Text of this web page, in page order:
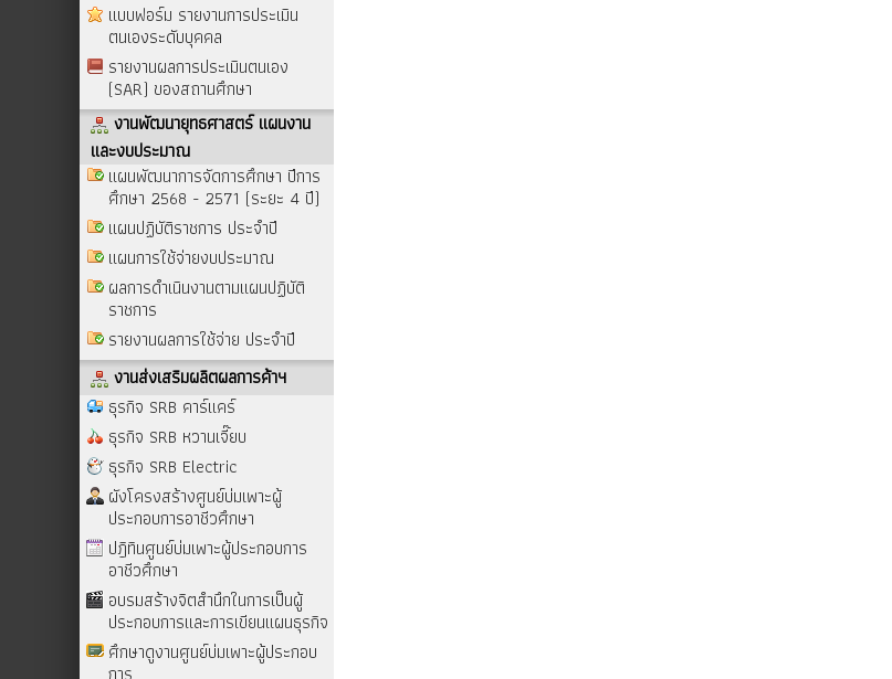
แบบฟอร์ม รายงานการประเมิน
ตนเองระดับบุคคล
รายงานผลการประเมินตนเอง
(SAR) ของสถานศึกษา
งานพัฒนายุทธศาสตร์ แผนงาน
และงบประมาณ
แผนพัฒนาการจัดการศึกษา ปีการ
ศึกษา 2568 - 2571 (ระยะ 4 ปี)
แผนปฏิบัติราชการ ประจำปี
แผนการใช้จ่ายงบประมาณ
ผลการดำเนินงานตามแผนปฏิบัติ
ราชการ
รายงานผลการใช้จ่าย ประจำปี
งานส่งเสริมผลิตผลการค้าฯ
ธุรกิจ SRB คาร์แคร์
ธุรกิจ SRB หวานเจี๊ยบ
ธุรกิจ SRB Electric
ผังโครงสร้างศูนย์บ่มเพาะผู้
ประกอบการอาชีวศึกษา
ปฎิทินศูนย์บ่มเพาะผู้ประกอบการ
อาชีวศึกษา
อบรมสร้างจิตสำนึกในการเป็นผู้
ประกอบการและการเขียนแผนธุรกิจ
ศึกษาดูงานศูนย์บ่มเพาะผู้ประกอบ